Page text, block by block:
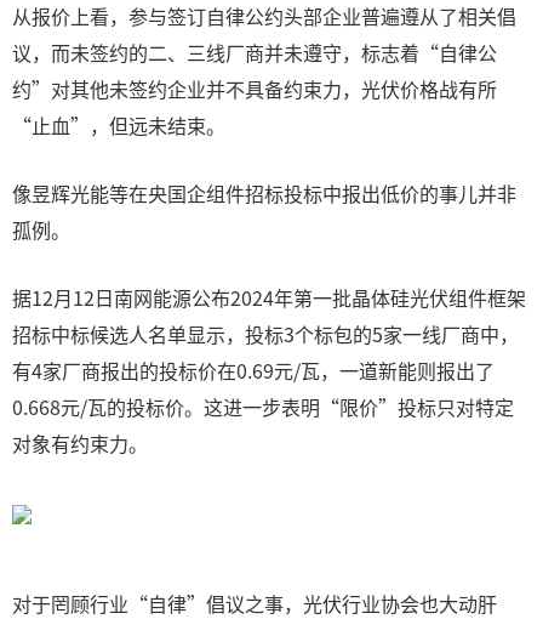
从报价上看，参与签订自律公约头部企业普遍遵从了相关倡
议，而未签约的二、三线厂商并未遵守，标志着“自律公
约”对其他未签约企业并不具备约束力，光伏价格战有所
“止血”，但远未结束。
像昱辉光能等在央国企组件招标投标中报出低价的事儿并非
孤例。
据12月12日南网能源公布2024年第一批晶体硅光伏组件框架
招标中标候选人名单显示，投标3个标包的5家一线厂商中，
有4家厂商报出的投标价在0.69元/瓦，一道新能则报出了
0.668元/瓦的投标价。这进一步表明“限价”投标只对特定
对象有约束力。
对于罔顾行业“自律”倡议之事，光伏行业协会也大动肝